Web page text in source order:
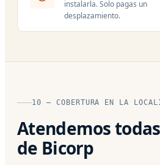
instalarla. Solo pagas un
desplazamiento.
10 — COBERTURA EN LA
Atendemos
de Bicorp